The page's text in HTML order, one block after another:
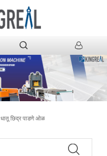
धातू छिद्र पाडणे ओळ